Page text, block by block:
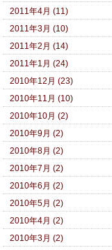
2011年4月 (11)
2011年3月 (10)
2011年2月 (14)
2011年1月 (24)
2010年12月 (23)
2010年11月 (10)
2010年10月 (2)
2010年9月 (2)
2010年8月 (2)
2010年7月 (2)
2010年6月 (2)
2010年5月 (2)
2010年4月 (2)
2010年3月 (2)